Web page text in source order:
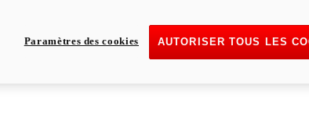
AUTORISER TOUS LES
Paramètres des cookies